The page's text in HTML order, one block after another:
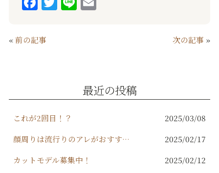
a
c
e
o
k
w n
«前の記事 次の記事 »
最近の投稿
これが2回目！？
2025/03/08
顔周りは流行りのアレがおすすめ！
2025/02/17
カットモデル募集中！
2025/02/12